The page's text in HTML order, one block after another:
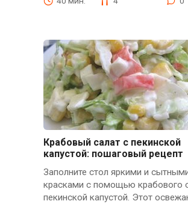
Крабовый салат с пекинской
капустой: пошаговый рецепт
Заполните стол яркими и
красками с помощью крабового
пекинской капустой. Этот